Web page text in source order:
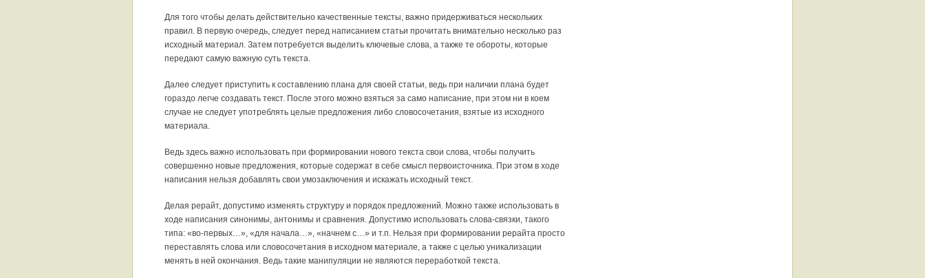
Для того чтобы делать действительно качественные тексты, важно придерживаться нескольких
правил. В первую очередь, следует перед написанием статьи прочитать внимательно несколько раз
исходный материал. Затем потребуется выделить ключевые слова, а также те обороты, которые
передают самую важную суть текста.
Далее следует приступить к составлению плана для своей статьи, ведь при наличии плана будет
гораздо легче создавать текст. После этого можно взяться за само написание, при этом ни в коем
случае не следует употреблять целые предложения либо словосочетания, взятые из исходного
материала.
Ведь здесь важно использовать при формировании нового текста свои слова, чтобы получить
совершенно новые предложения, которые содержат в себе смысл первоисточника. При этом в ходе
написания нельзя добавлять свои умозаключения и искажать исходный текст.
Делая рерайт, допустимо изменять структуру и порядок предложений. Можно также использовать в
ходе написания синонимы, антонимы и сравнения. Допустимо использовать слова-связки, такого
типа: «во-первых…», «для начала…», «начнем с…» и т.п. Нельзя при формировании рерайта просто
переставлять слова или словосочетания в исходном материале, а также с целью уникализации
менять в ней окончания. Ведь такие манипуляции не являются переработкой текста.